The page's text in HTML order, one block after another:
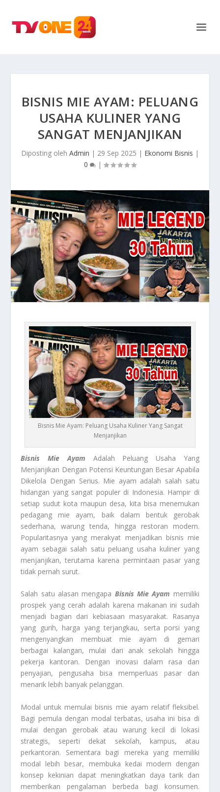
BISNIS MIE AYAM: PELUANG
USAHA KULINER YANG
SANGAT MENJANJIKAN
Diposting oleh Admin | 29 Sep 2025 | Ekonomi Bisnis |
0
|
Bisnis Mie Ayam: Peluang Usaha Kuliner Yang Sangat
Menjanjikan
Bisnis Mie Ayam Adalah Peluang Usaha Yang
Menjanjikan Dengan Potensi Keuntungan Besar Apabila
Dikelola Dengan Serius. Mie ayam adalah salah satu
hidangan yang sangat populer di Indonesia. Hampir di
setiap sudut kota maupun desa, kita bisa menemukan
pedagang mie ayam, baik dalam bentuk gerobak
sederhana, warung tenda, hingga restoran modern.
Popularitasnya yang merakyat menjadikan bisnis mie
ayam sebagai salah satu peluang usaha kuliner yang
menjanjikan, terutama karena permintaan pasar yang
tidak pernah surut.
Salah satu alasan mengapa Bisnis Mie Ayam memiliki
prospek yang cerah adalah karena makanan ini sudah
menjadi bagian dari kebiasaan masyarakat. Rasanya
yang gurih, harga yang terjangkau, serta porsi yang
mengenyangkan membuat mie ayam di gemari
berbagai kalangan, mulai dari anak sekolah hingga
pekerja kantoran. Dengan inovasi dalam rasa dan
penyajian, pengusaha bisa memperluas pasar dan
menarik lebih banyak pelanggan.
Modal untuk memulai bisnis mie ayam relatif fleksibel.
Bagi pemula dengan modal terbatas, usaha ini bisa di
mulai dengan gerobak atau warung kecil di lokasi
strategis, seperti dekat sekolah, kampus, atau
perkantoran. Sementara bagi mereka yang memiliki
modal lebih besar, membuka kedai modern dengan
konsep kekinian dapat meningkatkan daya tarik dan
memberikan pengalaman berbeda bagi konsumen.